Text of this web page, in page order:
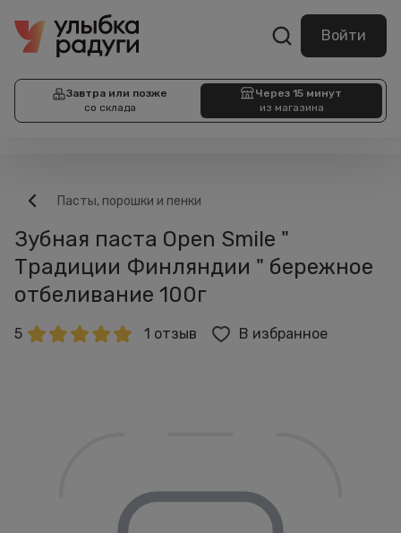
Войти
Завтра или позже
со склада
Через 15 минут
из магазина
Пасты, порошки и пенки
Зубная паста Open Smile "
Традиции Финляндии " бережное
отбеливание 100г
5 1 отзыв В избранное